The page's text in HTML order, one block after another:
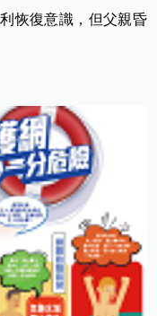
恢復意識，但父親昏